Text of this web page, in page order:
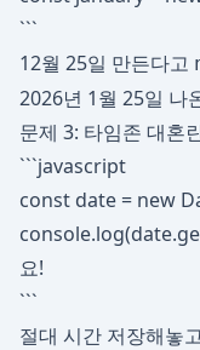
```
12월 25일 만든다고
2026년 1월 25일 나
문제 3: 타임존 대혼
```javascript
const date = new
요!
```
절대 시간 저장해놓